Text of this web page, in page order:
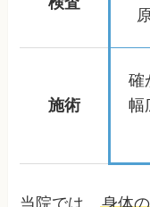
施術
確
幅
当院では、身体